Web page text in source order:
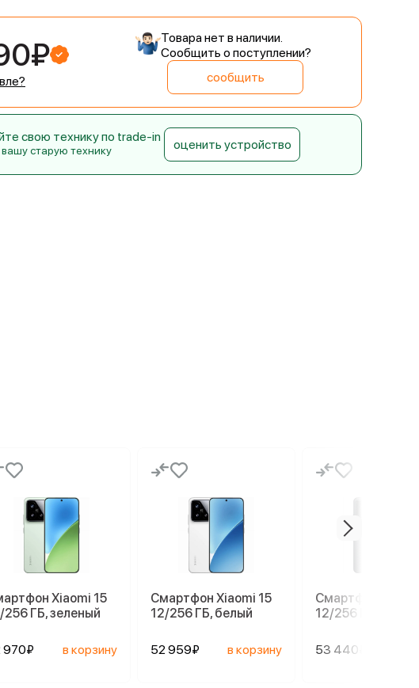
Товара нет в наличии.
Сообщить о поступлении?
сообщить
свою технику по trade-in
старую технику оценить устройство
Xiaomi 15
256 ГБ, зеленый
970₽ в корзину
Смартфон Xiaomi 15
12/256 ГБ, белый
52 959₽ в корзину
Смартфон
12/256 ГБ,
53 440₽